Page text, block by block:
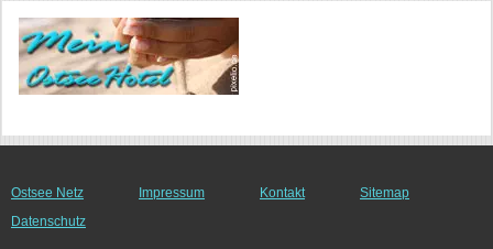
Ostsee Netz Impressum Kontakt
Sitemap
Datenschutz